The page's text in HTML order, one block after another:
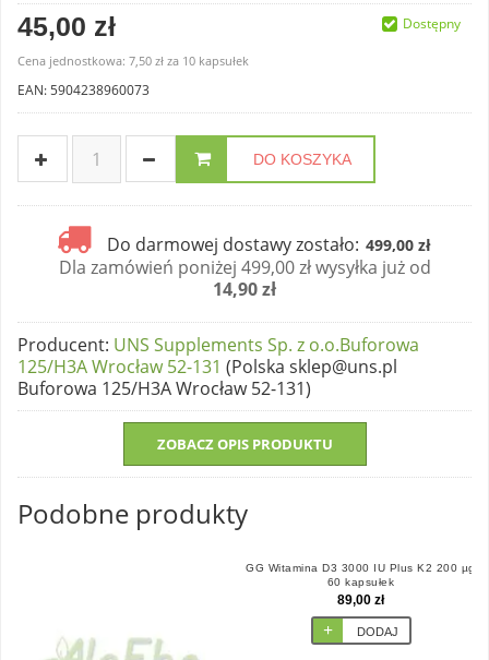
45,00 zł
Cena jednostkowa: 7,50 zł za 10 kapsułek
EAN: 5904238960073
DO KOSZYKA
Do darmowej dostawy zostało: 499,00 zł
Dla zamówień poniżej 499,00 zł wysyłka już od
14,90 zł
Dostępny
Producent: UNS Supplements Sp. z o.o.Buforowa
125/H3A Wrocław 52-131 (Polska sklep@uns.pl
Buforowa 125/H3A Wrocław 52-131)
ZOBACZ OPIS PRODUKTU
Podobne produkty
GG Witamina D3 3000 IU Plus K2 200 µg
60 kapsułek
89,00 zł
DODAJ